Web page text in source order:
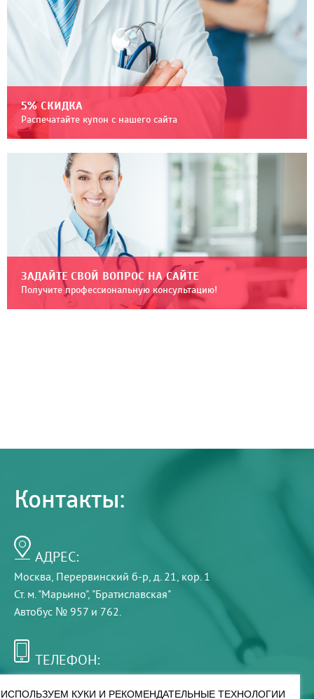
5% СКИДКА
Распечатайте купон с нашего сайта
ЗАДАЙТЕ СВОЙ ВОПРОС НА САЙТЕ
Получите профессиональную консультацию!
Контакты:
АДРЕС:
Москва, Перервинский б-р, д. 21, кор. 1
Ст. м. "Марьино", "Братиславская"
Автобус № 957 и 762.
ТЕЛЕФОН:
ИСПОЛЬЗУЕМ КУКИ И РЕКОМЕНДАТЕЛЬНЫЕ ТЕХНОЛОГИИ